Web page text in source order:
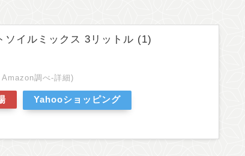
イルミックス 3リットル (1)
調べ-詳細)
Yahooショッピング